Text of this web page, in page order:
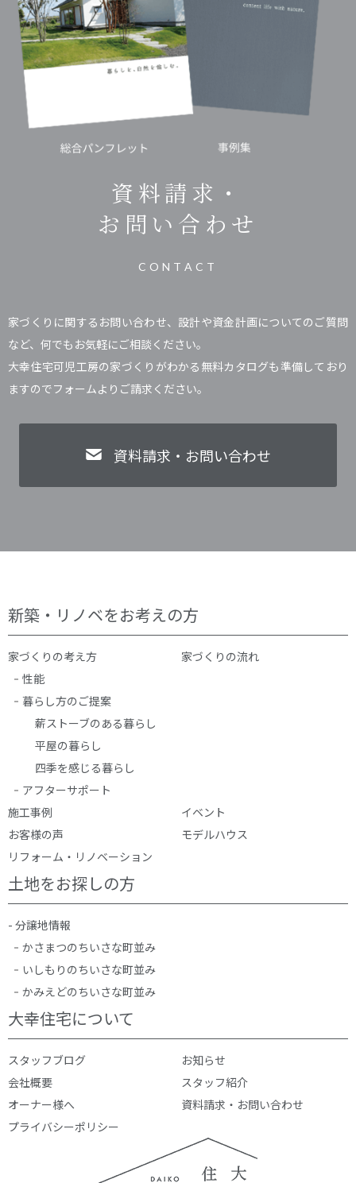
資料請求・
お問い合わせ
CONTACT
家づくりに関するお問い合わせ、設計や資金計画についてのご質問
など、何でもお気軽にご相談ください。
大幸住宅可児工房の家づくりがわかる無料カタログも準備しており
ますのでフォームよりご請求ください。
資料請求・お問い合わせ
新築・リノベをお考えの方
家づくりの考え方
性能
暮らし方のご提案
薪ストーブのある暮らし
平屋の暮らし
四季を感じる暮らし
アフターサポート
家づくりの流れ
施工事例
イベント
お客様の声
モデルハウス
リフォーム・リノベーション
土地をお探しの方
- 分譲地情報
かさまつのちいさな町並み
いしもりのちいさな町並み
かみえどのちいさな町並み
大幸住宅について
スタッフブログ
お知らせ
会社概要
スタッフ紹介
オーナー様へ
資料請求・お問い合わせ
プライバシーポリシー